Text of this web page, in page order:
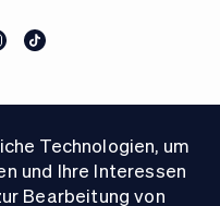
Technologien, um
und Ihre Interessen
Bearbeitung von